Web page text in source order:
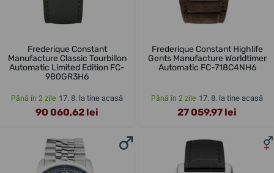
Frederique Constant
Manufacture Classic Tourbillon
Automatic Limited Edition FC-
980GR3H6
Până în 2 zile 17. 8. la tine acasă
90 060,62 lei
Frederique Constant Highlife
Gents Manufacture Worldtimer
Automatic FC-718C4NH6
Până în 2 zile 17. 8. la tine acasă
27 059,97 lei